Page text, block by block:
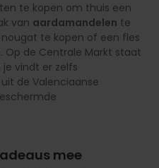
te kopen om thuis een
van aardamandelen te
te kopen of een fles
Op de Centrale Markt staat
vindt er zelfs
de Valenciaanse
mee